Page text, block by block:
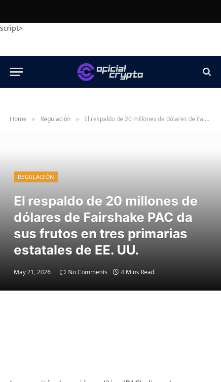
script>
Home » Regulación » El respaldo de 20 millones de dólares de Fairshake PAC da sus frutos en tres primarias estatales de EE. UU.
REGULACIÓN
El respaldo de 20 millones de
dólares de Fairshake PAC da
sus frutos en tres primarias
estatales de EE. UU.
May 21, 2026 No Comments 4 Mins Read